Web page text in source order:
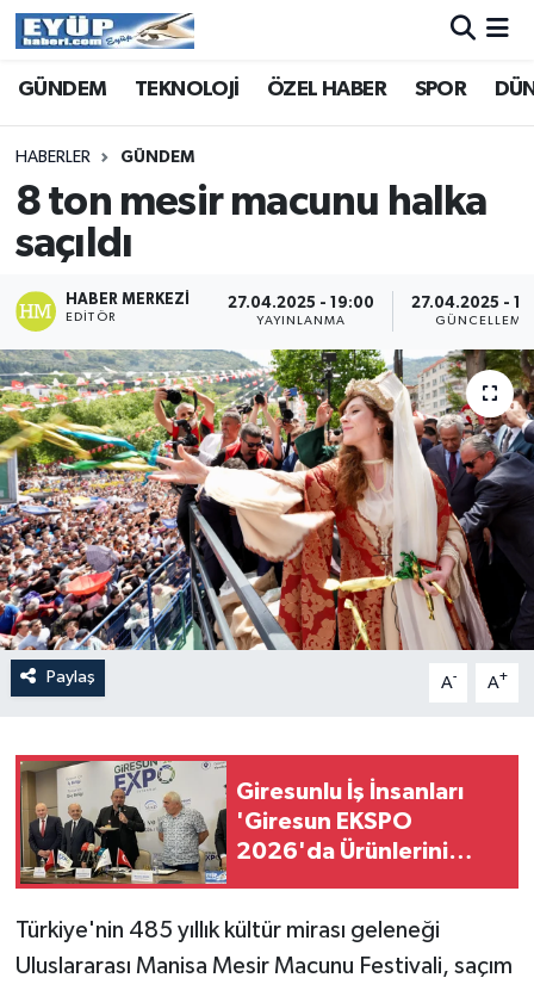
GÜNDEM TEKNOLOJİ ÖZEL HABER SPOR
HABERLER GÜNDEM
8 ton mesir macunu halka
saçıldı
HABER MERKEZI
EDITÖR
27.04.2025 - 19:00
YAYINLANMA
27.04.2025 -
GÜNCELLEME
Paylaş A- A+
Giresunlu İş İnsanları
'Giresun EKSPO
2026'da Ürünlerini
Türkiye'nin 485 yıllık kültür mirası geleneği
Uluslararası Manisa Mesir Macunu Festivali, saçım